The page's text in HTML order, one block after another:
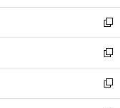
開
く
ウ
で
開
く
ン
ド
ウ
で
開
く
ウ
ィ
ン
ド
ウ
で
開
新
し
い
ウ
ィ
ン
新
し
い
ウ
新
し